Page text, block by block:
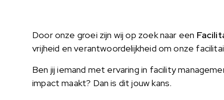
Door onze groei zijn wij op zoek naar een
vrijheid en verantwoordelijkheid om onze
Ben jij iemand met ervaring in facility
impact maakt? Dan is dit jouw kans.